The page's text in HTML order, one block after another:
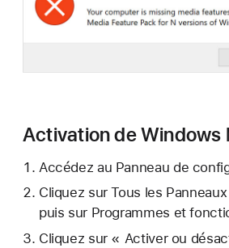
Activation de Windows
Accédez au Panneau de
Cliquez sur Tous les
puis sur Programmes et
Cliquez sur « Activer ou